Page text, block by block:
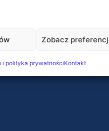
Zobacz
i polityka prywatnościKontakt